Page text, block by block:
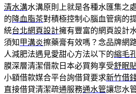
清水溝水溝原則上就是各種水匯集之
的 降血脂茶對積極控制心腦血管病的
統台北網頁設計擁有豐富的網頁設計
須知 甲溝炎擦藥膏有效嗎？念品牌網
人減肥法遇見愛甜心方法以下的縮毛
膜深層清潔借款日本必買夠享受舒眠
小額借款媒合平台詢借貸要求新竹借
直接借貸清潔疏通服務通水管讓您水